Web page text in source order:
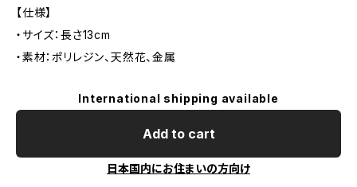
【仕様】
・サイズ：長さ13cm
・素材：ポリレジン、天然花、金属
International shipping available
Add to cart
日本国内にお住まいの方向け